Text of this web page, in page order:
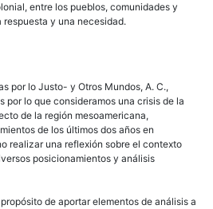
entre los pueblos, comunidades y
respuesta y una necesidad.
por lo Justo- y Otros Mundos, A. C.,
por lo que consideramos una crisis de la
de la región mesoamericana,
de los últimos dos años en
realizar una reflexión sobre el contexto
posicionamientos y análisis
de aportar elementos de análisis a